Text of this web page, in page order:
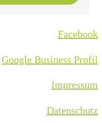
Facebook
Google Business Profil
Impressum
Datenschutz